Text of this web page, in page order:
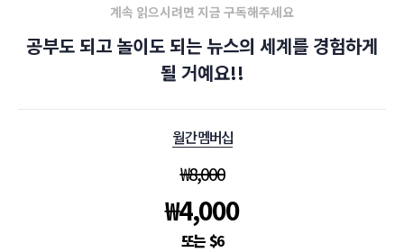
계속 읽으시려면 지금 구독해주세요
공부도 되고 놀이도 되는 뉴스의 세계를 경험하게
될 거예요!!
월간 멤버십
₩8,000
₩4,000
$6